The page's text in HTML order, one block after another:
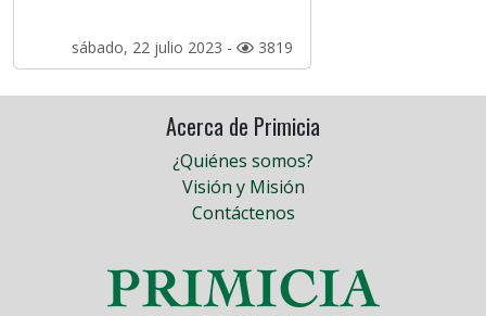
sábado, 22 julio 2023 - 3819
Acerca de Primicia
¿Quiénes somos?
Visión y Misión
Contáctenos